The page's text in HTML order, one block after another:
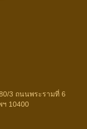
3 ถนนพระรามที่ 6
10400